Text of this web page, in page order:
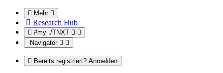
Mehr
Research Hub
#my ./TNXT
Navigator
Bereits registriert? Anmelden